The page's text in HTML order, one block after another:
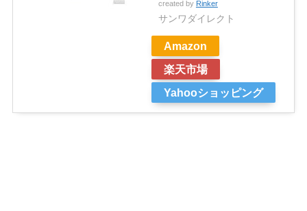
created by Rinker
サンワダイレクト
Amazon
楽天市場
Yahooショッピング